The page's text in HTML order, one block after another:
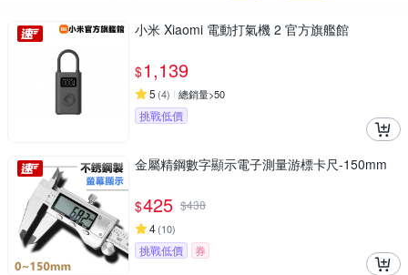
小米 Xiaomi 電動打氣機 2 官方旗艦館
$1,139
5 (4) 總銷量>50
挑戰低價
金屬精鋼數字顯示電子測量游標卡尺-150mm
$425 $438
4(10)
挑戰低價 券